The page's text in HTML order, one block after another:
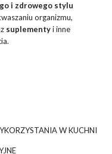
i zdrowego stylu
organizmu,
suplementyi inne
W KUCHNI